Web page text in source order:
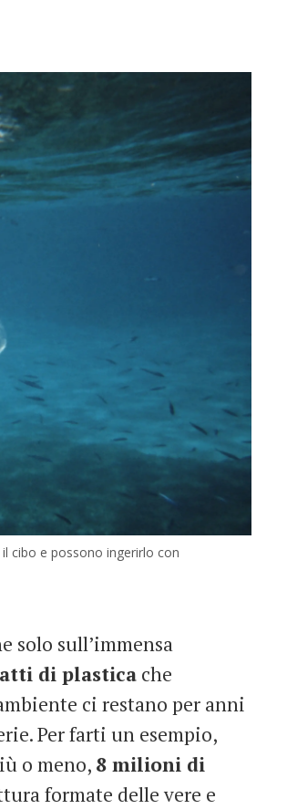
cibo e possono ingerirlo con
solo sull’immensa
di plastica che
ci restano per anni
Per farti un esempio,
o meno, 8 milioni di
formate delle vere e